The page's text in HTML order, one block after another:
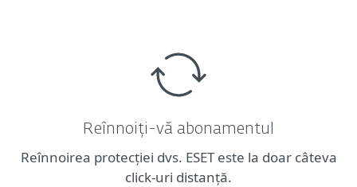
Reînnoiți-vă abonamentul
Reînnoirea protecției dvs. ESET este la doar câteva
click-uri distanță.